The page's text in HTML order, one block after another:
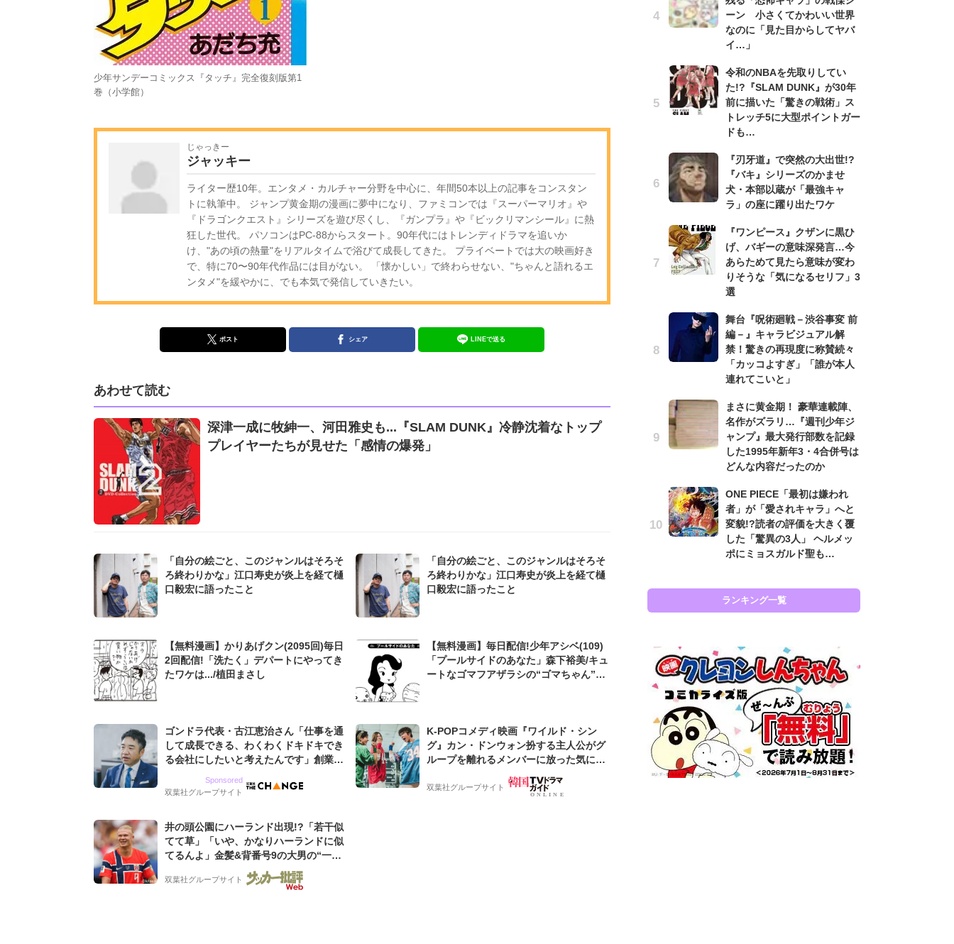
少年サンデーコミックス『タッチ』完全復刻版第1
巻（小学館）
じゃっきー
ジャッキー
ライター歴10年。エンタメ・カルチャー分野を中心に、年間50本以上の記事をコンスタン
トに執筆中。 ジャンプ黄金期の漫画に夢中になり、ファミコンでは『スーパーマリオ』や
『ドラゴンクエスト』シリーズを遊び尽くし、『ガンプラ』や『ビックリマンシール』に熱
狂した世代。 パソコンはPC-88からスタート。90年代にはトレンディドラマを追いか
け、"あの頃の熱量"をリアルタイムで浴びて成長してきた。 プライベートでは大の映画好き
で、特に70〜90年代作品には目がない。 「懐かしい」で終わらせない、"ちゃんと語れるエ
ンタメ"を緩やかに、でも本気で発信していきたい。
ポスト シェア LINEで送る
あわせて読む
深津一成に牧紳一、河田雅史も...『SLAM DUNK』冷静沈着なトップ
プレイヤーたちが見せた「感情の爆発」
「自分の絵ごと、このジャンルはそろそ
ろ終わりかな」江口寿史が炎上を経て樋
口毅宏に語ったこと
「自分の絵ごと、このジャンルはそろそ
ろ終わりかな」江口寿史が炎上を経て樋
口毅宏に語ったこと
【無料漫画】かりあげクン(2095回)毎日
2回配信!「洗たく」デパートにやってき
たワケは.../植田まさし
【無料漫画】毎日配信!少年アシベ(109)
「プールサイドのあなた」森下裕美/キュ
ートなゴマフアザラシの“ゴマちゃん”を
ゴンドラ代表・古江恵治さん「仕事を通
して成長できる、わくわくドキドキでき
る会社にしたいと考えたんです」創業来
グ会社のアイデンティティ
Sponsored
双葉社グループサイト
K-POPコメディ映画『ワイルド・シン
グ』カン・ドンウォン扮する主人公がグ
ループを離れるメンバーに放った気にな
双葉社グループサイト
井の頭公園にハーランド出現!?「若干似
てて草」「いや、かなりハーランドに似
てるんよ」金髪&背番号9の大男の“一人
バイキング・ロー”映像が話題!「元気を
もらった」
双葉社グループサイト
ーン 小さくてかわいい世界
なのに「見た目からしてヤバ
イ…」
令和のNBAを先取りしてい
た!?『SLAM DUNK』が30年
前に描いた「驚きの戦術」ス
トレッチ5に大型ポイントガー
ドも…
『刃牙道』で突然の大出世!?
『バキ』シリーズのかませ
犬・本部以蔵が「最強キャ
ラ」の座に躍り出たワケ
『ワンピース』クザンに黒ひ
げ、バギーの意味深発言…今
あらためて見たら意味が変わ
りそうな「気になるセリフ」3
選
舞台『呪術廻戦－渋谷事変 前
編－』キャラビジュアル解
禁！驚きの再現度に称賛続々
「カッコよすぎ」「誰が本人
連れてこいと」
まさに黄金期！ 豪華連載陣、
名作がズラリ…『週刊少年ジ
ャンプ』最大発行部数を記録
した1995年新年3・4合併号は
どんな内容だったのか
ONE PIECE「最初は嫌われ
者」が「愛されキャラ」へと
変貌!?読者の評価を大きく覆
した「驚異の3人」 ヘルメッ
ポにミョスガルド聖も…
ランキング一覧